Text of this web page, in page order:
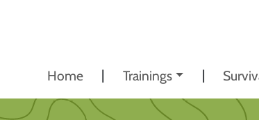
Home Trainings